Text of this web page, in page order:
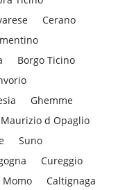
Cerano
Borgo Ticino
Ghemme
d Opaglio
Suno
Cureggio
Momo
Caltignaga